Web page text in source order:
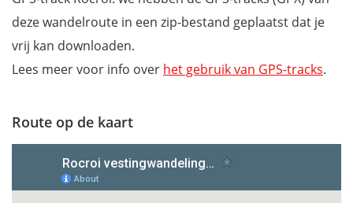
deze wandelroute in een zip-bestand geplaatst dat je
vrij kan downloaden.
Lees meer voor info over het gebruik van GPS-tracks.
Route op de kaart